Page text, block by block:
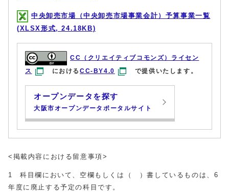
中央卸売市場（中央卸売市場事業会計）予算事業一覧
(XLSX形式, 24.18KB)
CC（クリエイティブコモンズ）ライセン
ス
におけるCC-BY4.0 で提供いたします。
オープンデータを探す
大阪市オープンデータポータルサイト
<掲載内容における留意事項>
1 科目欄において、空欄もしくは（ ）書しているものは、6
年度に廃止する予定の科目です。